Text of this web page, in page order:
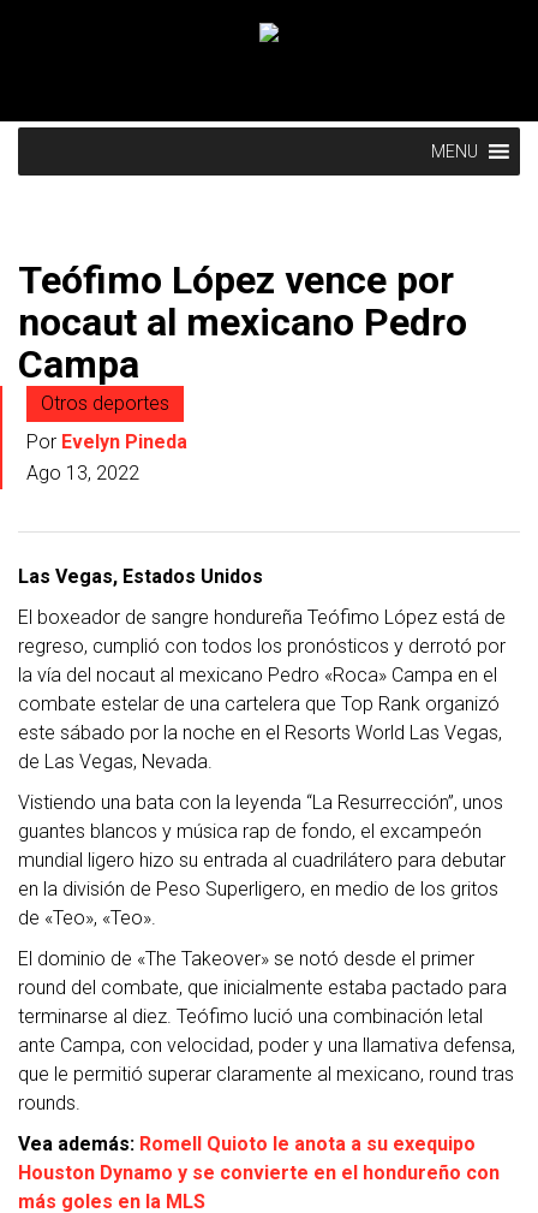
MENU
Teófimo López vence por
nocaut al mexicano Pedro
Campa
Otros deportes
Por Evelyn Pineda
Ago 13, 2022
Las Vegas, Estados Unidos
El boxeador de sangre hondureña Teófimo López está de
regreso, cumplió con todos los pronósticos y derrotó por
la vía del nocaut al mexicano Pedro «Roca» Campa en el
combate estelar de una cartelera que Top Rank organizó
este sábado por la noche en el Resorts World Las Vegas,
de Las Vegas, Nevada.
Vistiendo una bata con la leyenda “La Resurrección”, unos
guantes blancos y música rap de fondo, el excampeón
mundial ligero hizo su entrada al cuadrilátero para debutar
en la división de Peso Superligero, en medio de los gritos
de «Teo», «Teo».
El dominio de «The Takeover» se notó desde el primer
round del combate, que inicialmente estaba pactado para
terminarse al diez. Teófimo lució una combinación letal
ante Campa, con velocidad, poder y una llamativa defensa,
que le permitió superar claramente al mexicano, round tras
rounds.
Vea además: Romell Quioto le anota a su exequipo
Houston Dynamo y se convierte en el hondureño con
más goles en la MLS